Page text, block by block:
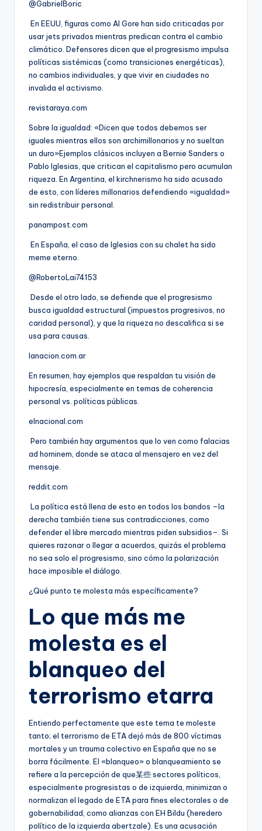
@GabrielBoric
En EEUU, figuras como Al Gore han sido criticadas por
usar jets privados mientras predican contra el cambio
climático. Defensores dicen que el progresismo impulsa
políticas sistémicas (como transiciones energéticas),
no cambios individuales, y que vivir en ciudades no
invalida el activismo.
revistaraya.com
Sobre la igualdad: «Dicen que todos debemos ser
iguales mientras ellos son archimillonarios y no sueltan
un duro»Ejemplos clásicos incluyen a Bernie Sanders o
Pablo Iglesias, que critican el capitalismo pero acumulan
riqueza. En Argentina, el kirchnerismo ha sido acusado
de esto, con líderes millonarios defendiendo «igualdad»
sin redistribuir personal.
panampost.com
En España, el caso de Iglesias con su chalet ha sido
meme eterno.
@RobertoLai74153
Desde el otro lado, se defiende que el progresismo
busca igualdad estructural (impuestos progresivos, no
caridad personal), y que la riqueza no descalifica si se
usa para causas.
lanacion.com.ar
En resumen, hay ejemplos que respaldan tu visión de
hipocresía, especialmente en temas de coherencia
personal vs. políticas públicas.
elnacional.com
Pero también hay argumentos que lo ven como falacias
ad hominem, donde se ataca al mensajero en vez del
mensaje.
reddit.com
La política está llena de esto en todos los bandos –la
derecha también tiene sus contradicciones, como
defender el libre mercado mientras piden subsidios–. Si
quieres razonar o llegar a acuerdos, quizás el problema
no sea solo el progresismo, sino cómo la polarización
hace imposible el diálogo.
¿Qué punto te molesta más específicamente?
Lo que más me
molesta es el
blanqueo del
terrorismo etarra
Entiendo perfectamente que este tema te moleste
tanto; el terrorismo de ETA dejó más de 800 víctimas
mortales y un trauma colectivo en España que no se
borra fácilmente. El «blanqueo» o blanqueamiento se
refiere a la percepción de que某些 sectores políticos,
especialmente progresistas o de izquierda, minimizan o
normalizan el legado de ETA para fines electorales o de
gobernabilidad, como alianzas con EH Bildu (heredero
político de la izquierda abertzale). Es una acusación